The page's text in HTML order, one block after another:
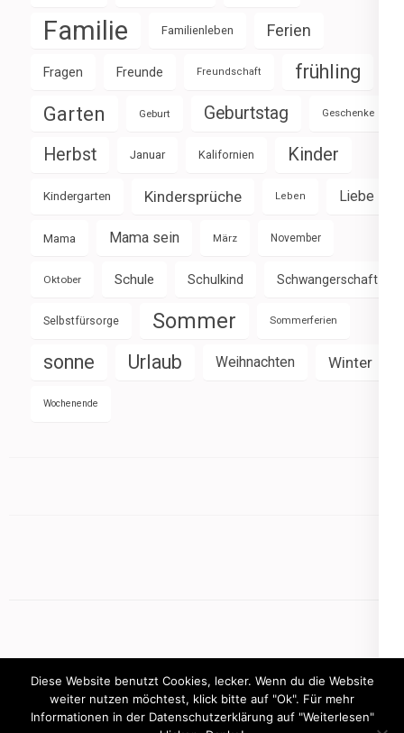
Familie Familienleben Ferien
Fragen Freunde Freundschaft frühling
Garten Geburt Geburtstag Geschenke
Herbst Januar Kalifornien Kinder
Kindergarten Kindersprüche Leben Liebe
Mama Mama sein März November
Oktober Schule Schulkind Schwangerschaft
Selbstfürsorge Sommer Sommerferien
sonne Urlaub Weihnachten Winter
Wochenende
Diese Website benutzt Cookies, lecker. Wenn du die Website
weiter nutzen möchtest, klick bitte auf "Ok". Für mehr
Informationen in der Datenschutzerklärung auf "Weiterlesen"